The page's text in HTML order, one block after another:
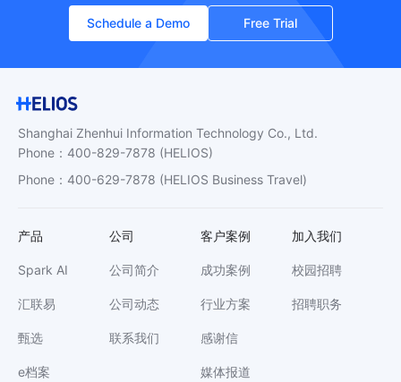
Schedule a Demo Free Trial
Shanghai Zhenhui Information Technology Co., Ltd.
Phone ： 400-829-7878 (HELIOS)
Phone ： 400-629-7878 (HELIOS Business Travel)
产品
Spark AI
汇联易
甄选
e档案
公司
公司简介
公司动态
联系我们
客户案例
成功案例
行业方案
感谢信
媒体报道
加入我们
校园招聘
招聘职务